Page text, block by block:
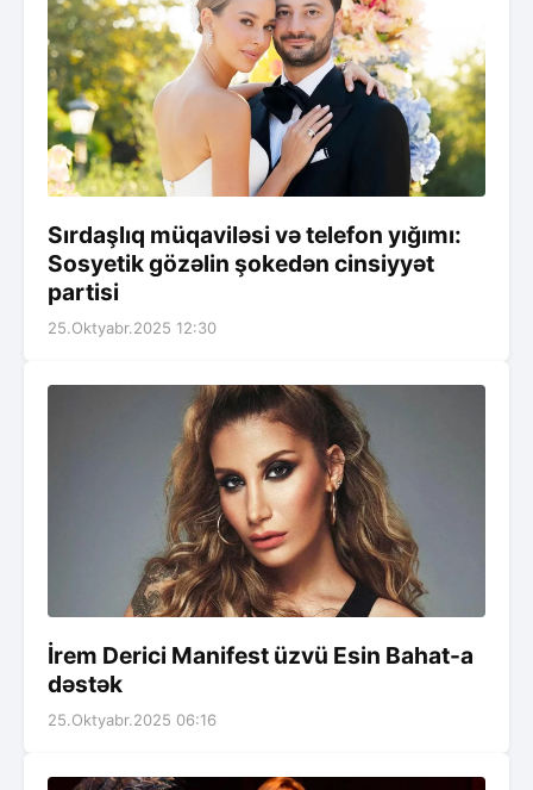
Sırdaşlıq müqaviləsi və telefon yığımı:
Sosyetik gözəlin şokedən cinsiyyət
partisi
25.Oktyabr.2025 12:30
İrem Derici Manifest üzvü Esin Bahat-a
dəstək
25.Oktyabr.2025 06:16